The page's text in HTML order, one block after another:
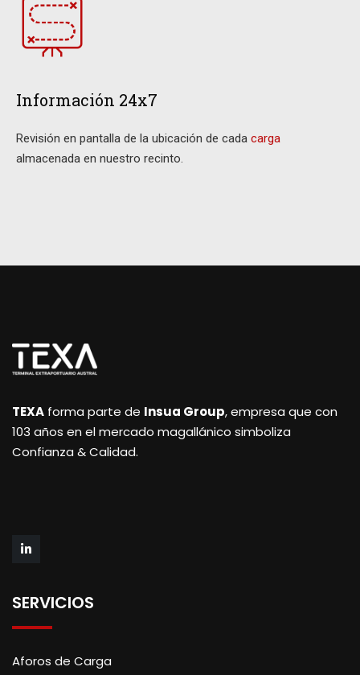
Información 24x7
Revisión en pantalla de la ubicación de cada carga
almacenada en nuestro recinto.
TEXA forma parte de Insua Group, empresa que con
103 años en el mercado magallánico simboliza
Confianza & Calidad.
SERVICIOS
Aforos de Carga